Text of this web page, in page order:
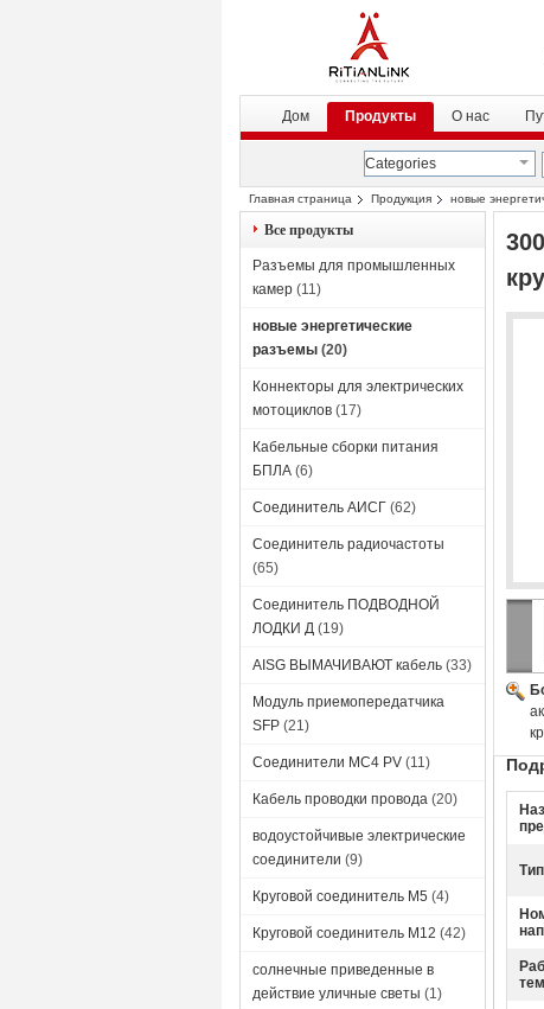
Дом Продукты О нас
Categories
Главная страница Продукция новые
(красный/черный)
Все продукты
Разъемы для промышленных
камер (11)
новые энергетические
разъемы (20)
Коннекторы для электрических
мотоциклов (17)
Кабельные сборки питания
БПЛА (6)
Соединитель АИСГ (62)
Соединитель радиочастоты
(65)
Соединитель ПОДВОДНОЙ
ЛОДКИ Д (19)
AISG ВЫМАЧИВАЮТ кабель (33)
Модуль приемопередатчика
SFP (21)
Соединители MC4 PV (11)
Кабель проводки провода (20)
водоустойчивые электрические
соединители (9)
Круговой соединитель M5 (4)
Круговой соединитель М12 (42)
солнечные приведенные в
действие уличные светы (1)